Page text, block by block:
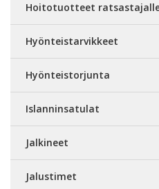
Hoitotuotteet
Hyönteistarvikkeet
Hyönteistorjunta
Islanninsatulat
Jalkineet
Jalustimet